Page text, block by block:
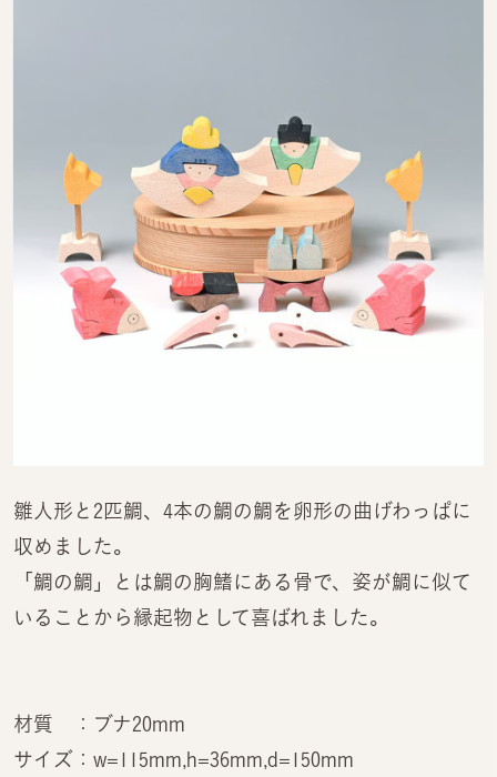
雛人形と2匹鯛、4本の鯛の鯛を卵形の曲げわっぱに
収めました。
「鯛の鯛」とは鯛の胸鰭にある骨で、姿が鯛に似て
いることから縁起物として喜ばれました。
材質 ：ブナ20mm
サイズ：w=115mm,h=36mm,d=150mm